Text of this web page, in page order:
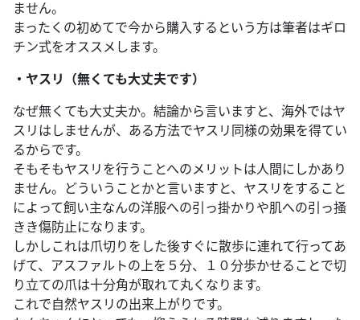
ません。
まったくの初めてで今から購入するという方は筆者はギロ
チン式をオススメします。
・ヤスリ（無くても大丈夫です）
なぜ無くても大丈夫か。結論から言いますと、海外ではヤ
スリはしませんが、ある方法でヤスリ同様の効果を得てい
るからです。
そもそもヤスリを行うことへのメリットは人間にしかあり
ません。どういうことかと言いますと、ヤスリをすること
によって飼い主なんの洋服への引っ掛かりや肌への引っ掻
きき傷防止になります。
しかしこれは爪切りをした後すぐに散歩に連れて行ってあ
げて、アスファルトの上を５分、１０分歩かせることで切
り立ての爪は十分角が取れて丸くなります。
これで自然ヤスリの出来上がりです。